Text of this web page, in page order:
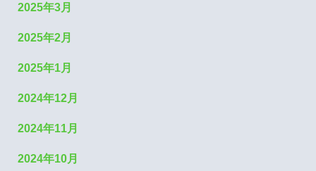
2025年3月
2025年2月
2025年1月
2024年12月
2024年11月
2024年10月